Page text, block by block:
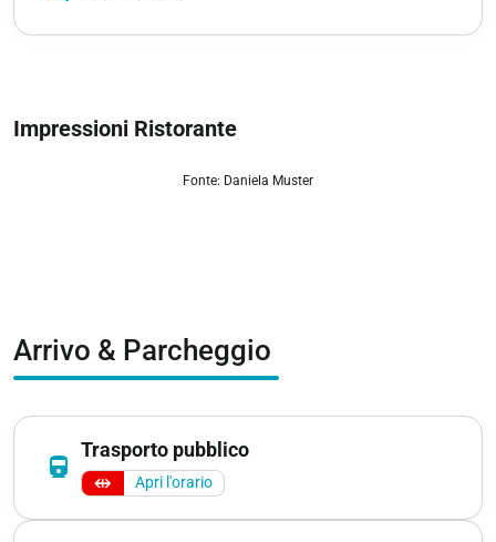
Impressioni Ristorante
Fonte: Daniela Muster
Arrivo & Parcheggio
directions_railway
Trasporto pubblico
Apri l'orario